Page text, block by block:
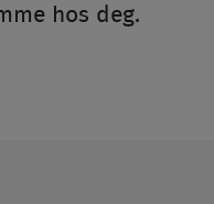
hos deg.